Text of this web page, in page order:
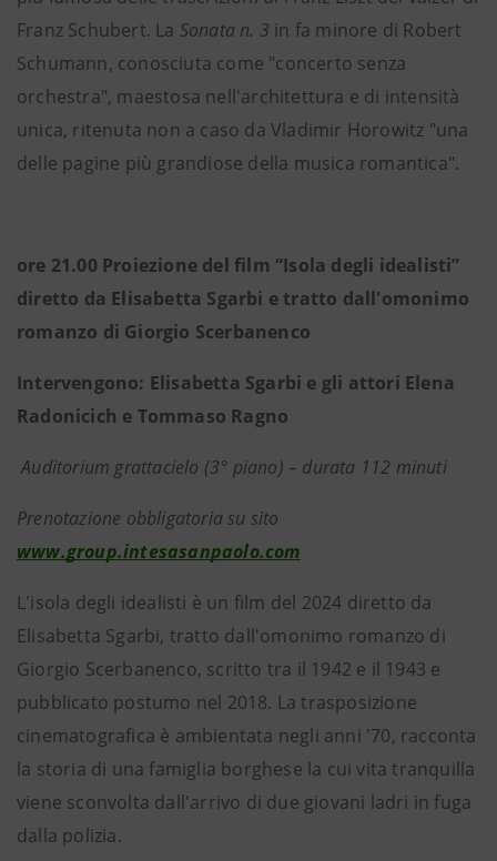
Franz Schubert. La Sonata n. 3 in fa minore di Robert
Schumann, conosciuta come "concerto senza
orchestra", maestosa nell'architettura e di intensità
unica, ritenuta non a caso da Vladimir Horowitz "una
delle pagine più grandiose della musica romantica".
ore 21.00 Proiezione del film “Isola degli idealisti”
diretto da Elisabetta Sgarbi e tratto dall'omonimo
romanzo di Giorgio Scerbanenco
Intervengono: Elisabetta Sgarbi e gli attori Elena
Radonicich e Tommaso Ragno
Auditorium grattacielo (3° piano) – durata 112 minuti
Prenotazione obbligatoria su sito
www.group.intesasanpaolo.com
L'isola degli idealisti è un film del 2024 diretto da
Elisabetta Sgarbi, tratto dall'omonimo romanzo di
Giorgio Scerbanenco, scritto tra il 1942 e il 1943 e
pubblicato postumo nel 2018. La trasposizione
cinematografica è ambientata negli anni '70, racconta
la storia di una famiglia borghese la cui vita tranquilla
viene sconvolta dall'arrivo di due giovani ladri in fuga
dalla polizia.